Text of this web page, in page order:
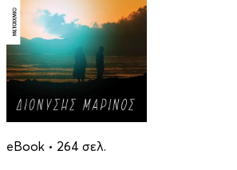
eBook • 264 σελ.